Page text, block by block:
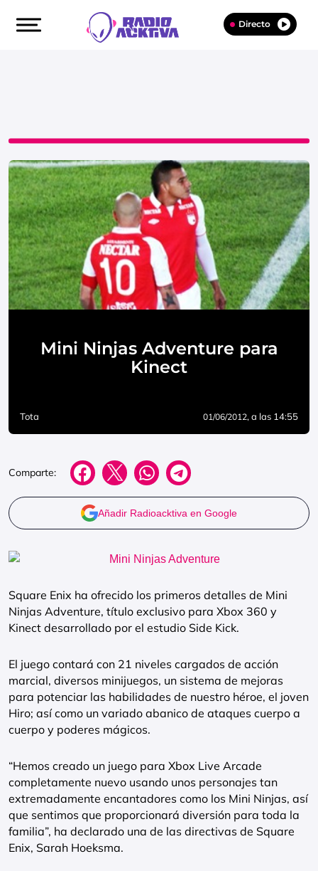
Directo
Mini Ninjas Adventure para
Kinect
Tota 01/06/2012, a las 14:55
Comparte:
Añadir Radioacktiva en Google
Square Enix ha ofrecido los primeros detalles de Mini
Ninjas Adventure, título exclusivo para Xbox 360 y
Kinect desarrollado por el estudio Side Kick.
El juego contará con 21 niveles cargados de acción
marcial, diversos minijuegos, un sistema de mejoras
para potenciar las habilidades de nuestro héroe, el joven
Hiro; así como un variado abanico de ataques cuerpo a
cuerpo y poderes mágicos.
“Hemos creado un juego para Xbox Live Arcade
completamente nuevo usando unos personajes tan
extremadamente encantadores como los Mini Ninjas, así
que sentimos que proporcionará diversión para toda la
familia”, ha declarado una de las directivas de Square
Enix, Sarah Hoeksma.